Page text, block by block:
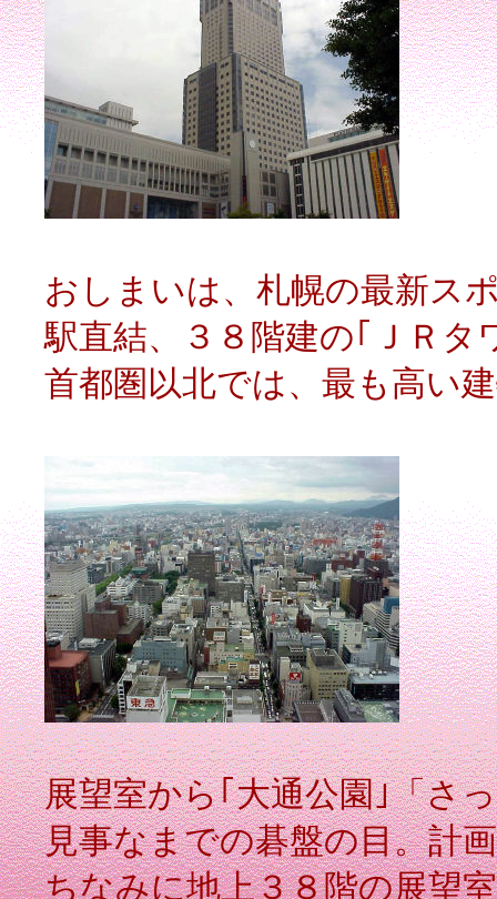
おしまいは、札幌の最新ス
駅直結、３８階建の｢ＪＲ
首都圏以北では、最も高い
展望室から｢大通公園｣「さ
見事なまでの碁盤の目。計
ちなみに地上３８階の展望